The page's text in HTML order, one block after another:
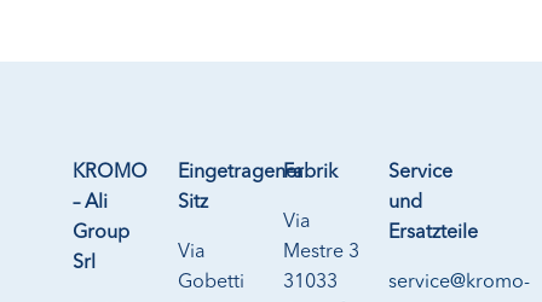
KROMO
– Ali
Group
Srl
Eingetragener
Sitz
Via
Gobetti
Fabrik
Via
Mestre 3
31033
Service
und
Ersatzteile
service@kromo-